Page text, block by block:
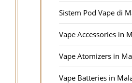
Sistem Pod Vape di
Vape Accessories in
Vape Atomizers in
Vape Batteries in